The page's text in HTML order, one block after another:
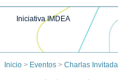
Iniciativa IMDEA
Inicio > Eventos > Charlas